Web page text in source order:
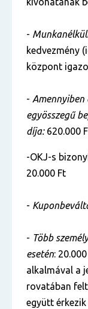
-
kedvezmény
központ
- Amennyiben
egyösszegű
díja:620.000
-OKJ-s
20.000 Ft
-
- Több
esetén:
alkalmával a
rovatában
együtt